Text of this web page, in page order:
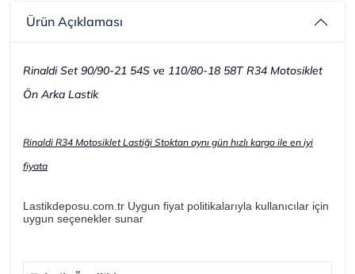
Ürün Açıklaması
Rinaldi Set 90/90-21 54S ve 110/80-18 58T R34 Motosiklet
Ön Arka Lastik
Rinaldi R34 Motosiklet Lastiği Stoktan aynı gün hızlı kargo ile en iyi
fiyata
Lastikdeposu.com.tr Uygun fiyat politikalarıyla kullanıcılar için
uygun seçenekler sunar